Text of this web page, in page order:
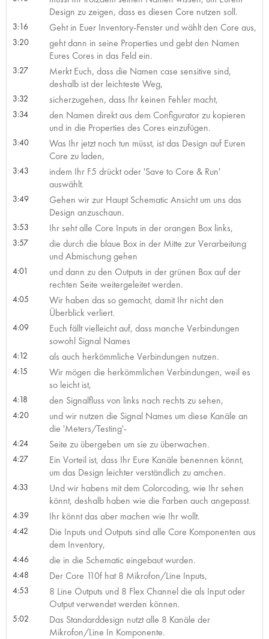
Design zu zeigen, dass es diesen Core nutzen soll.
3:16 Geht in Euer Inventory-Fenster und wählt den Core aus,
3:20
geht dann in seine Properties und gebt den Namen
Eures Cores in das Feld ein.
3:27
Merkt Euch, dass die Namen case sensitive sind,
deshalb ist der leichteste Weg,
3:32 sicherzugehen, dass Ihr keinen Fehler macht,
3:34
den Namen direkt aus dem Configurator zu kopieren
und in die Properties des Cores einzufügen.
3:40
Was Ihr jetzt noch tun müsst, ist das Design auf Euren
Core zu laden,
3:43
indem Ihr F5 drückt oder 'Save to Core & Run'
auswählt.
3:49
Gehen wir zur Haupt Schematic Ansicht um uns das
Design anzuschaun.
3:53 Ihr seht alle Core Inputs in der orangen Box links,
3:57
die durch die blaue Box in der Mitte zur Verarbeitung
und Abmischung gehen
4:01
und dann zu den Outputs in der grünen Box auf der
rechten Seite weitergeleitet werden.
4:05
Wir haben das so gemacht, damit Ihr nicht den
Überblick verliert.
4:09
Euch fällt vielleicht auf, dass manche Verbindungen
sowohl Signal Names
4:12 als auch herkömmliche Verbindungen nutzen.
4:15
Wir mögen die herkömmlichen Verbindungen, weil es
so leicht ist,
4:18 den Signalfluss von links nach rechts zu sehen,
4:20
und wir nutzen die Signal Names um diese Kanäle an
die 'Meters/Testing'-
4:24 Seite zu übergeben um sie zu überwachen.
4:27
Ein Vorteil ist, dass Ihr Eure Kanäle benennen könnt,
um das Design leichter verständlich zu amchen.
4:33
Und wir habens mit dem Colorcoding, wie Ihr sehen
könnt, deshalb haben wie die Farben auch angepasst.
4:39 Ihr könnt das aber machen wie Ihr wollt.
4:42
Die Inputs und Outputs sind alle Core Komponenten aus
dem Inventory,
4:46 die in die Schematic eingebaut wurden.
4:48 Der Core 110f hat 8 Mikrofon/Line Inputs,
4:53
8 Line Outputs und 8 Flex Channel die als Input oder
Output verwendet werden können.
5:02
Das Standarddesign nutzt alle 8 Kanäle der
Mikrofon/Line In Komponente.